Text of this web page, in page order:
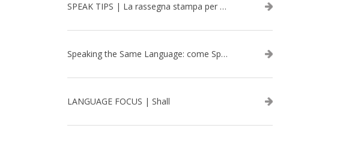
SPEAK TIPS | La rassegna stampa per migliorare l’inglese - febbraio 2026
Speaking the Same Language: come Speak aiuta a rafforzare i team attraverso il Team Building in inglese
LANGUAGE FOCUS | Shall